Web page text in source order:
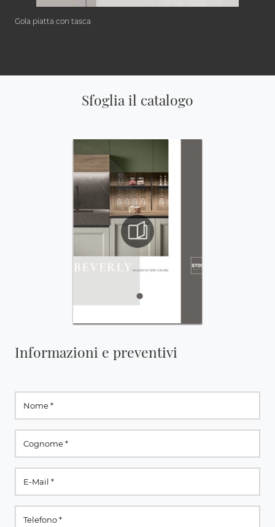
Gola piatta con tasca
Sfoglia il catalogo
Informazioni e preventivi